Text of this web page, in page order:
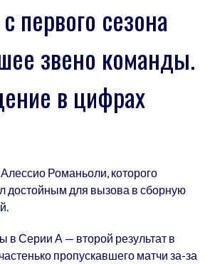
первого сезона
звено команды.
в цифрах
Романьоли, которого
достойным для вызова в сборную
в Серии А — второй результат в
пропускавшего матчи за-за